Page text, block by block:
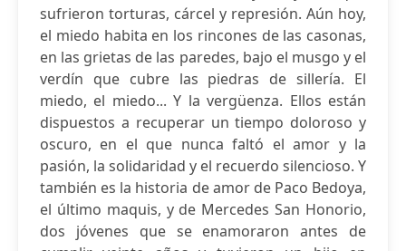
sufrieron torturas, cárcel y represión. Aún hoy,
el miedo habita en los rincones de las casonas,
en las grietas de las paredes, bajo el musgo y el
verdín que cubre las piedras de sillería. El
miedo, el miedo... Y la vergüenza. Ellos están
dispuestos a recuperar un tiempo doloroso y
oscuro, en el que nunca faltó el amor y la
pasión, la solidaridad y el recuerdo silencioso. Y
también es la historia de amor de Paco Bedoya,
el último maquis, y de Mercedes San Honorio,
dos jóvenes que se enamoraron antes de